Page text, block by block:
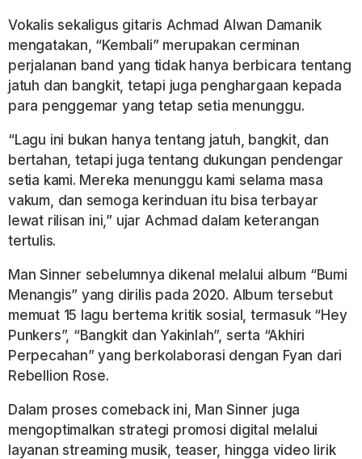
Vokalis sekaligus gitaris Achmad Alwan Damanik
mengatakan, “Kembali” merupakan cerminan
perjalanan band yang tidak hanya berbicara tentang
jatuh dan bangkit, tetapi juga penghargaan kepada
para penggemar yang tetap setia menunggu.
“Lagu ini bukan hanya tentang jatuh, bangkit, dan
bertahan, tetapi juga tentang dukungan pendengar
setia kami. Mereka menunggu kami selama masa
vakum, dan semoga kerinduan itu bisa terbayar
lewat rilisan ini,” ujar Achmad dalam keterangan
tertulis.
Man Sinner sebelumnya dikenal melalui album “Bumi
Menangis” yang dirilis pada 2020. Album tersebut
memuat 15 lagu bertema kritik sosial, termasuk “Hey
Punkers”, “Bangkit dan Yakinlah”, serta “Akhiri
Perpecahan” yang berkolaborasi dengan Fyan dari
Rebellion Rose.
Dalam proses comeback ini, Man Sinner juga
mengoptimalkan strategi promosi digital melalui
layanan streaming musik, teaser, hingga video lirik